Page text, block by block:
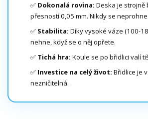
✅ Dokonalá rovina: Deska je strojně
přesností 0,05 mm. Nikdy se neprohne.
✅ Stabilita: Díky vysoké váze (100-
nehne, když se o něj opřete.
✅ Tichá hra: Koule se po břidlici valí
✅ Investice na celý život: Břidlice je
nezničitelná.